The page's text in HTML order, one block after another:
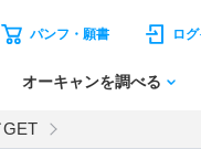
パンフ・願書 ロ
オーキャンを調べる
GET